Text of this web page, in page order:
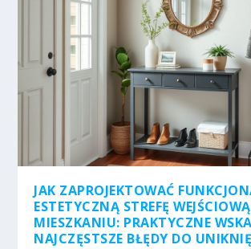
JAK ZAPROJEKTOWAĆ
ESTETYCZNĄ STREFĘ
MIESZKANIU: PRAKTYCZNE
NAJCZĘSTSZE BŁĘDY DO